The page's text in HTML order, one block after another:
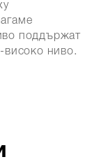
поддържат
високо ниво.